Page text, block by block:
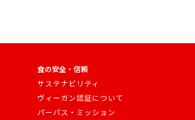
食の安全・信頼
サステナビリティ
ヴィーガン認証について
パーパス・ミッション